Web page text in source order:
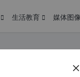
生活教育 媒体图像
版 您在本